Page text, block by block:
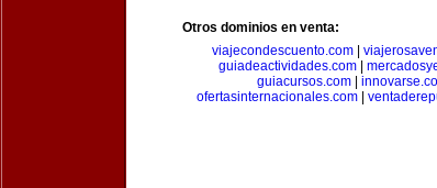
Otros dominios en venta:
viajecondescuento.com
guiadeactividades.com|
guiacursos.com|
ofertasinternacionales.com|